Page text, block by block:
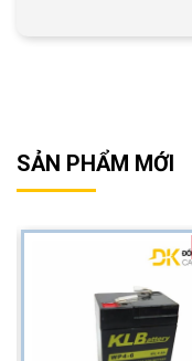
SẢN PHẨM MỚI